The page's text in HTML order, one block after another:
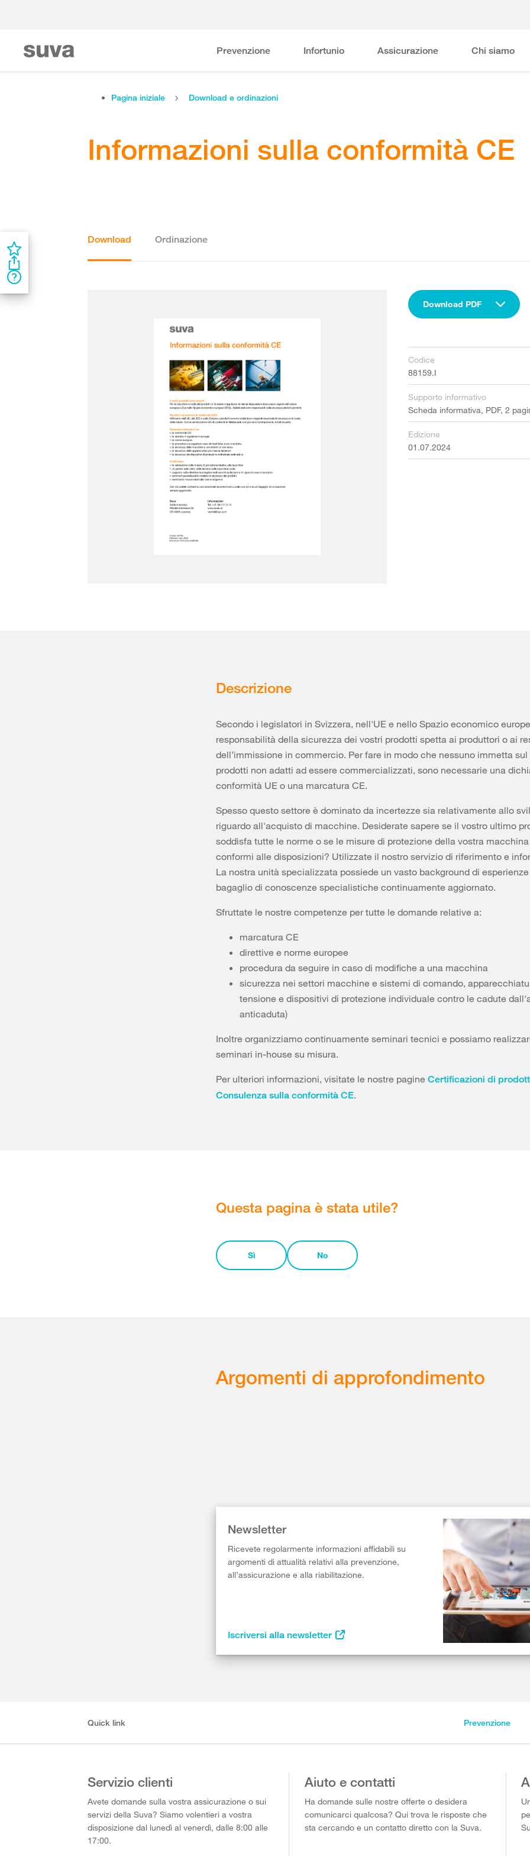
Prevenzione Infortunio Assicurazione Chi siamo
Pagina iniziale Download e ordinazioni
Informazioni sulla conformità CE
Download Ordinazione
Download PDF
Codice
88159.I
Supporto informativo
Scheda informativa, PDF, 2
Edizione
01.07.2024
Descrizione
Secondo i legislatori in Svizzera, nell'UE e nello Spazio economico
responsabilità della sicurezza dei vostri prodotti spetta ai produttori o ai
dell’immissione in commercio. Per fare in modo che nessuno immetta
prodotti non adatti ad essere commercializzati, sono necessarie una
conformità UE o una marcatura CE.
Spesso questo settore è dominato da incertezze sia relativamente allo
riguardo all'acquisto di macchine. Desiderate sapere se il vostro ultimo
soddisfa tutte le norme o se le misure di protezione della vostra
conformi alle disposizioni? Utilizzate il nostro servizio di riferimento e
La nostra unità specializzata possiede un vasto background di
bagaglio di conoscenze specialistiche continuamente aggiornato.
Sfruttate le nostre competenze per tutte le domande relative a:
marcatura CE
direttive e norme europee
procedura da seguire in caso di modifiche a una macchina
sicurezza nei settori macchine e sistemi di comando,
tensione e dispositivi di protezione individuale contro le cadute
anticaduta)
Inoltre organizziamo continuamente seminari tecnici e possiamo
seminari in-house su misura.
Per ulteriori informazioni, visitate le nostre pagine Certificazioni di
Consulenza sulla conformità CE.
Questa pagina è stata utile?
Sì No
Argomenti di approfondimento
Newsletter
Ricevete regolarmente informazioni affidabili su
argomenti di attualità relativi alla prevenzione,
all’assicurazione e alla riabilitazione.
Iscriversi alla newsletter
Quick link Prevenzione
Servizio clienti
Avete domande sulla vostra assicurazione o sui
servizi della Suva? Siamo volentieri a vostra
disposizione dal lunedì al venerdì, dalle 8:00 alle
17:00.
Aiuto e contatti
Ha domande sulle nostre offerte o desidera
comunicarci qualcosa? Qui trova le risposte che
sta cercando e un contatto diretto con la Suva.